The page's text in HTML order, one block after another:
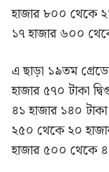
হাজার ৮০০ থেকে
১৭ হাজার ৬০০
এ ছাড়া ১৯তম
হাজার ৫৭০ টাকা
৪১ হাজার ১৪০
২৫০ থেকে ২০
হাজার ৫০০ থেকে